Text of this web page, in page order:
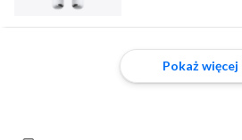
Pokaż więcej